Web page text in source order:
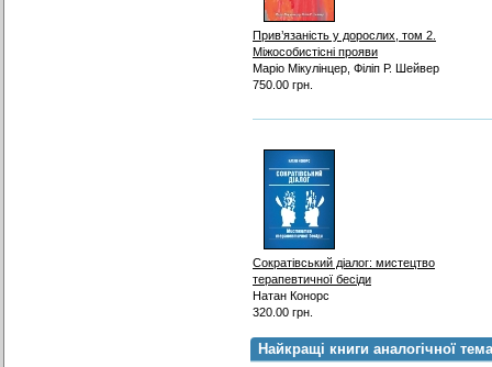
Прив’язаність у дорослих, том 2.
Міжособистісні прояви
Маріо Мікулінцер, Філіп Р. Шейвер
750.00 грн.
Сократівський діалог: мистецтво
терапевтичної бесіди
Натан Конорс
320.00 грн.
Найкращі книги аналогічної